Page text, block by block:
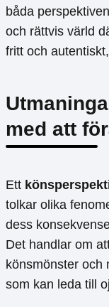
båda
och rättvis värld
fritt och
med att
Ett
tolkar olika
dess
Det handlar om
könsmönster och
som kan leda till